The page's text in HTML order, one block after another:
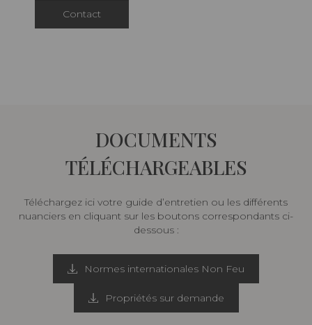
Contact
DOCUMENTS
TÉLÉCHARGEABLES
Téléchargez ici votre guide d’entretien ou les différents
nuanciers en cliquant sur les boutons correspondants ci-
dessous :
Normes internationales Non Feu
Propriétés sur demande